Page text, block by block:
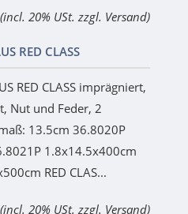
(incl. 20% USt. zzgl. Versand)
RED CLASS
RED CLASS imprägniert,
Nut und Feder, 2
13.5cm 36.8020P
1.8x14.5x400cm
RED CLAS...
(incl. 20% USt. zzgl. Versand)